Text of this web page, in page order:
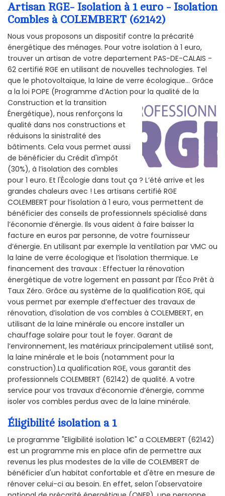
Artisan RGE- Isolation à 1 euro - Isolation
Combles à COLEMBERT (62142)
Nous vous proposons un dispositif contre la précarité
énergétique des ménages. Pour votre isolation à 1 euro,
trouver un artisan de votre departement PAS-DE-CALAIS -
62 certifié RGE en utilisant de nouvelles technologies. Tel
que le photovoltaïque, la laine de verre écologique... Grâce
a la loi POPE (Programme d’Action pour la qualité de la
Construction et la transition
Énergétique), nous renforçons la
qualité dans nos constructions et
réduisons la sinistralité des
bâtiments. Cela vous permet aussi
de bénéficier du Crédit d'impôt
(30%), à l’isolation des combles
pour 1 euro. Et l'Écologie dans tout ça ? L’été arrive et les
grandes chaleurs avec ! Les artisans certifié RGE
COLEMBERT pour l’isolation à 1 euro, vous permettent de
bénéficier des conseils de professionnels spécialisé dans
l’économie d’énergie. Ils vous aident à faire baisser la
facture en euros par personne, de votre fournisseur
d’énergie. En utilisant par exemple la ventilation par VMC ou
la laine de verre écologique et l’isolation thermique. Le
financement des travaux : Effectuer la rénovation
énergétique de votre logement en passant par l'Éco Prêt à
Taux Zéro. Grâce au système de la qualification RGE, qui
vous permet par exemple d’effectuer des travaux de
rénovation, d’isolation de vos combles à COLEMBERT, en
utilisant de la laine minérale ou encore installer un
chauffage solaire pour tout le foyer. Garant de
l’environnement, les matériaux principalement utilisé sont,
la laine minérale et le bois (notamment pour la
construction).La qualification RGE, vous garantit des
professionnels COLEMBERT (62142) de qualité. A votre
service pour vos travaux d’économie d’énergie, comme
isoler vos combles perdus avec de la laine minérale.
Éligibilité isolation a 1
Le programme "Eligibilité isolation 1€" a COLEMBERT (62142)
est un programme mis en place afin de permettre aux
revenus les plus modestes de la ville de COLEMBERT de
bénéficier d'un habitat confortable et d'être en mesure de
rénover celui-ci au besoin. En effet, selon l'observatoire